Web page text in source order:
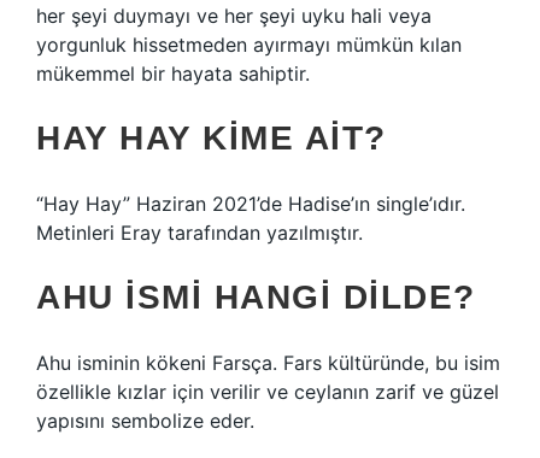
her şeyi duymayı ve her şeyi uyku hali veya
yorgunluk hissetmeden ayırmayı mümkün kılan
mükemmel bir hayata sahiptir.
HAY HAY KIME AIT?
“Hay Hay” Haziran 2021’de Hadise’ın single’ıdır.
Metinleri Eray tarafından yazılmıştır.
AHU ISMI HANGI DILDE?
Ahu isminin kökeni Farsça. Fars kültüründe, bu isim
özellikle kızlar için verilir ve ceylanın zarif ve güzel
yapısını sembolize eder.